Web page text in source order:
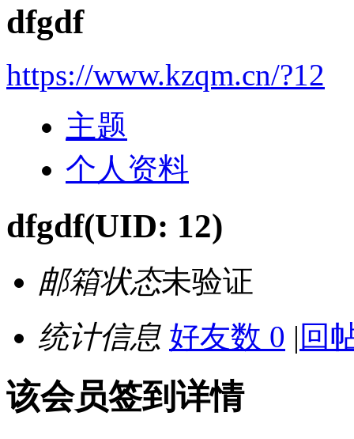
dfgdf
https://www.kzqm.cn/?12
主题
个人资料
dfgdf(UID: 12)
邮箱状态未验证
统计信息 好友数 0 | 回
该会员签到详情